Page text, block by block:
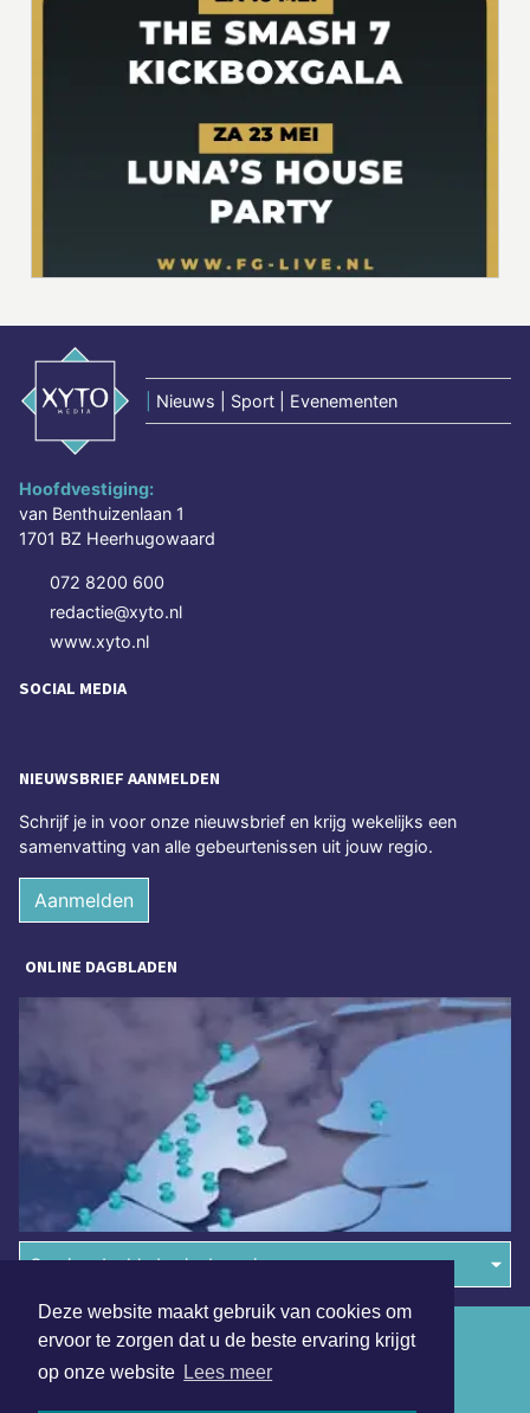
Deze website maakt gebruik van cookies om
ervoor te zorgen dat u de beste ervaring krijgt
op onze website Lees meer
Nieuws | Sport | Evenementen
Hoofdvestiging:
van Benthuizenlaan 1
1701 BZ Heerhugowaard
072 8200 600
redactie@xyto.nl
www.xyto.nl
SOCIAL MEDIA
NIEUWSBRIEF AANMELDEN
Schrijf je in voor onze nieuwsbrief en krijg wekelijks een
samenvatting van alle gebeurtenissen uit jouw regio.
Aanmelden
ONLINE DAGBLADEN
Overige dagbladen in de regio
Algemene voorwaarden
Disclaimer